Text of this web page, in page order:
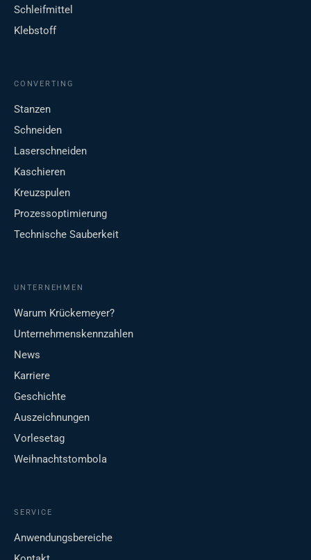
Schleifmittel
Klebstoff
CONVERTING
Stanzen
Schneiden
Laserschneiden
Kaschieren
Kreuzspulen
Prozessoptimierung
Technische Sauberkeit
UNTERNEHMEN
Warum Krückemeyer?
Unternehmenskennzahlen
News
Karriere
Geschichte
Auszeichnungen
Vorlesetag
Weihnachtstombola
SERVICE
Anwendungsbereiche